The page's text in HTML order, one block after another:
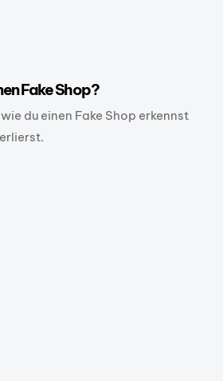
Fake Shop?
du einen Fake Shop erkennst